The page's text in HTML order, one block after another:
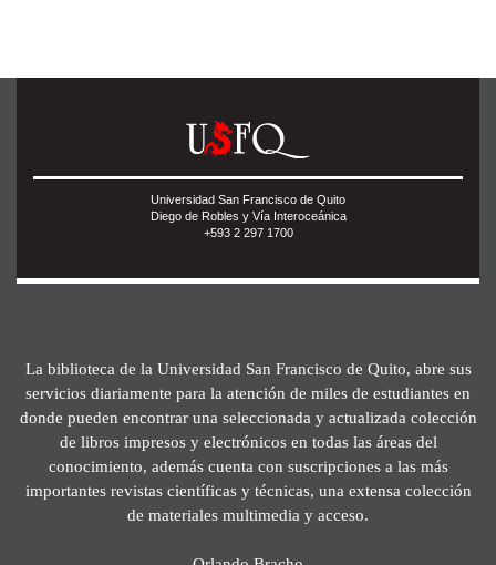
Universidad San Francisco de Quito
Diego de Robles y Vía Interoceánica
+593 2 297 1700
La biblioteca de la Universidad San Francisco de Quito, abre sus
servicios diariamente para la atención de miles de estudiantes en
donde pueden encontrar una seleccionada y actualizada colección
de libros impresos y electrónicos en todas las áreas del
conocimiento, además cuenta con suscripciones a las más
importantes revistas científicas y técnicas, una extensa colección
de materiales multimedia y acceso.